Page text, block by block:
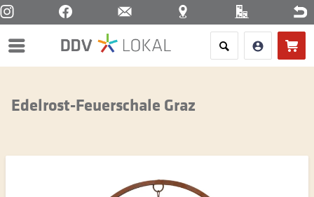
Menü
Edelrost-Feuerschale Graz